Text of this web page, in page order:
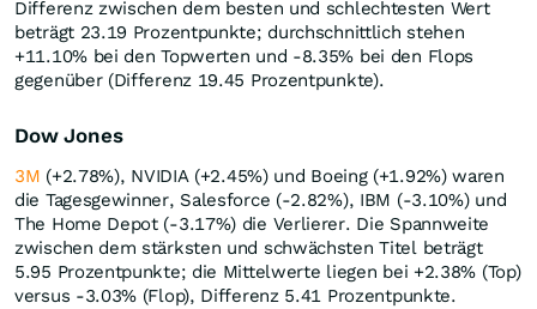
Differenz zwischen dem besten und schlechtesten Wert
beträgt 23.19 Prozentpunkte; durchschnittlich stehen
+11.10% bei den Topwerten und -8.35% bei den Flops
gegenüber (Differenz 19.45 Prozentpunkte).
Dow Jones
3M (+2.78%), NVIDIA (+2.45%) und Boeing (+1.92%) waren
die Tagesgewinner, Salesforce (-2.82%), IBM (-3.10%) und
The Home Depot (-3.17%) die Verlierer. Die Spannweite
zwischen dem stärksten und schwächsten Titel beträgt
5.95 Prozentpunkte; die Mittelwerte liegen bei +2.38% (Top)
versus -3.03% (Flop), Differenz 5.41 Prozentpunkte.